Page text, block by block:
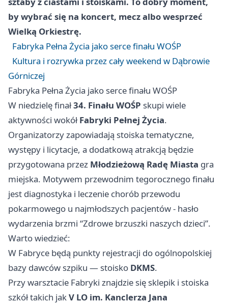
by wybrać się na koncert, mecz albo wesprzeć
Wielką Orkiestrę.
Fabryka Pełna Życia jako serce finału WOŚP
Kultura i rozrywka przez cały weekend w Dąbrowie
Górniczej
Fabryka Pełna Życia jako serce finału WOŚP
W niedzielę finał34. Finału WOŚP skupi wiele
aktywności wokółFabryki Pełnej Życia.
Organizatorzy zapowiadają stoiska tematyczne,
występy i licytacje, a dodatkową atrakcją będzie
przygotowana przez Młodzieżową Radę Miasta gra
miejska. Motywem przewodnim tegorocznego finału
jest diagnostyka i leczenie chorób przewodu
pokarmowego u najmłodszych pacjentów - hasło
wydarzenia brzmi “Zdrowe brzuszki naszych dzieci”.
Warto wiedzieć:
W Fabryce będą punkty rejestracji do ogólnopolskiej
bazy dawców szpiku — stoisko DKMS.
Przy warsztacie Fabryki znajdzie się sklepik i stoiska
szkół takich jakV LO im. Kanclerza Jana